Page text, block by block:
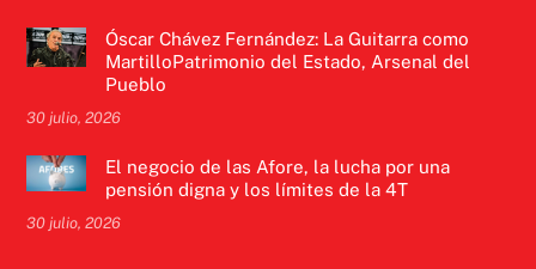
Óscar Chávez Fernández: La Guitarra como
MartilloPatrimonio del Estado, Arsenal del
Pueblo
30 julio, 2026
El negocio de las Afore, la lucha por una
pensión digna y los límites de la 4T
30 julio, 2026